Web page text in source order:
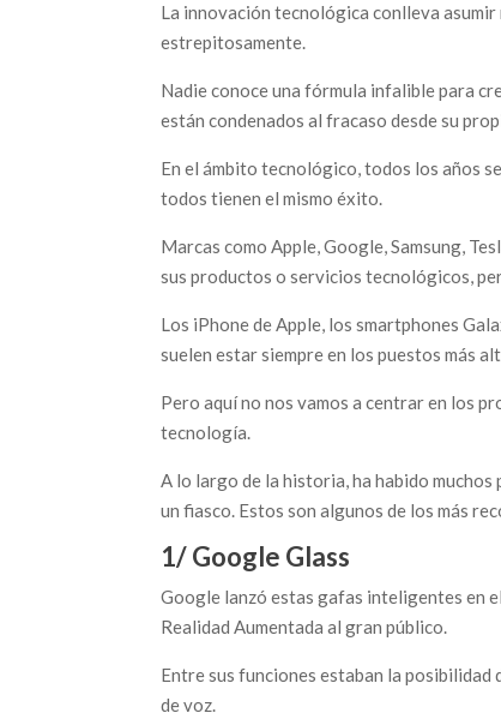
La innovación tecnológica conlleva
estrepitosamente.
Nadie conoce una fórmula infalible para
están condenados al fracaso desde su
En el ámbito tecnológico, todos los años
todos tienen el mismo éxito.
Marcas como Apple, Google, Samsung,
sus productos o servicios tecnológicos,
Los iPhone de Apple, los smartphones
suelen estar siempre en los puestos más
Pero aquí no nos vamos a centrar en los
tecnología.
A lo largo de la historia, ha habido
un fiasco. Estos son algunos de los más
1/ Google Glass
Google lanzó estas gafas inteligentes en
Realidad Aumentada al gran público.
Entre sus funciones estaban la
de voz.